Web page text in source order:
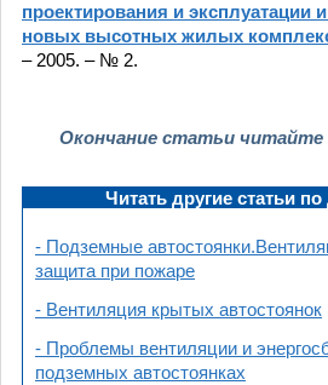
проектирования и эксплуатации
новых высотных жилых
– 2005. – № 2.
Окончание статьи
Читать другие статьи
- Подземные
защита при пожаре
- Вентиляция крытых автостоянок
- Проблемы вентиляции и
подземных автостоянках